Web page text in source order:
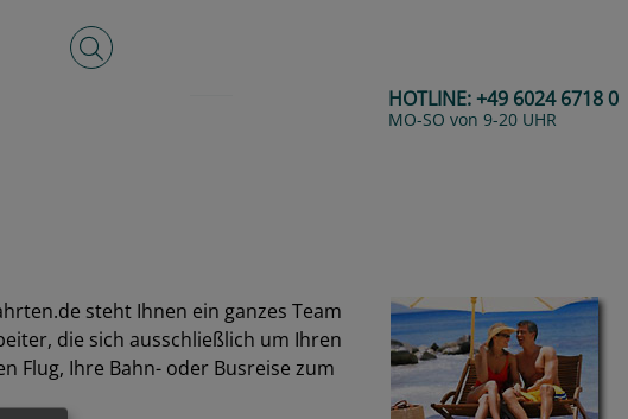
Volltextsuche
HOTLINE:+49 6024 6718 0
MO-SO von 9-20 UHR
steht Ihnen ein ganzes Team
die sich ausschließlich um Ihren
Flug, Ihre Bahn- oder Busreise zum